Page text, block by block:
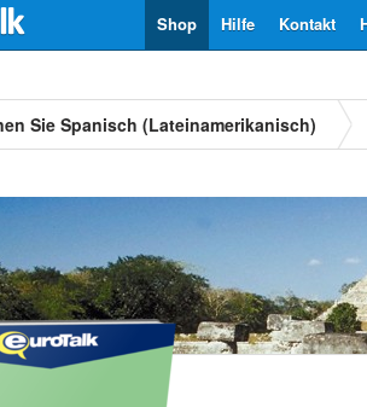
Kontakt
Hilfe
Shop
Sie Spanisch (Lateinamerikanisch)